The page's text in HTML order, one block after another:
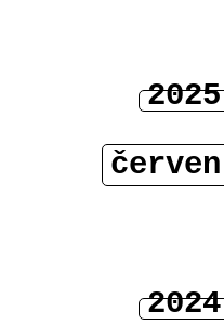
2025
červen
2024